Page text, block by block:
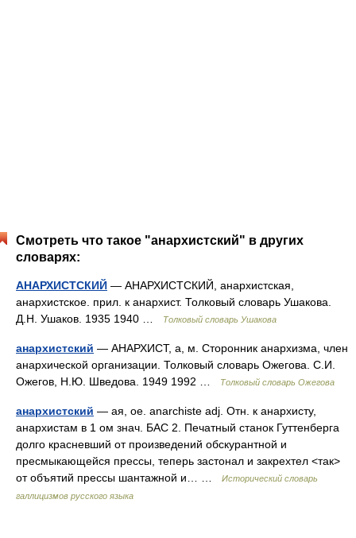
Смотреть что такое "анархистский" в других
словарях:
АНАРХИСТСКИЙ — АНАРХИСТСКИЙ, анархистская,
анархистское. прил. к анархист. Толковый словарь Ушакова.
Д.Н. Ушаков. 1935 1940 …
Толковый словарь Ушакова
анархистский — АНАРХИСТ, а, м. Сторонник анархизма, член
анархической организации. Толковый словарь Ожегова. С.И.
Ожегов, Н.Ю. Шведова. 1949 1992 …
Толковый словарь Ожегова
анархистский — ая, ое. anarchiste adj. Отн. к анархисту,
анархистам в 1 ом знач. БАС 2. Печатный станок Гуттенберга
долго красневший от произведений обскурантной и
пресмыкающейся прессы, теперь застонал и закрехтел <так>
от объятий прессы шантажной и… …
Исторический словарь
галлицизмов русского языка